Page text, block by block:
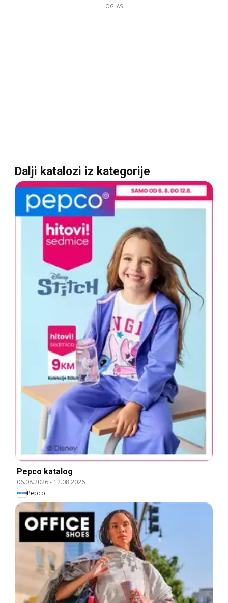
OGLAS
Dalji katalozi iz kategorije
Pepco katalog
06.08.2026- 12.08.2026
Pepco